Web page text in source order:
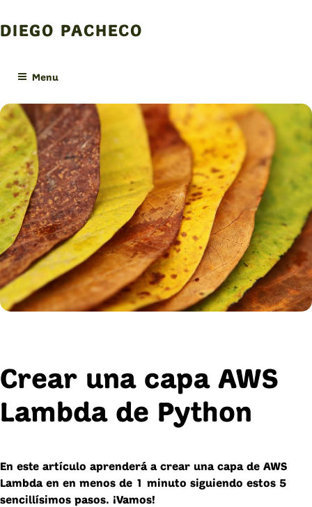
to
content
DIEGO PACHECO
Menu
Crear una capa AWS
Lambda de Python
En este artículo aprenderá a crear una capa de AWS
Lambda en en menos de 1 minuto siguiendo estos 5
sencillísimos pasos. ¡Vamos!